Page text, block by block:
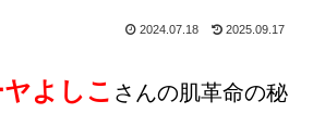
2024.07.18 2025.09.17
よしこ さんの肌革命の秘